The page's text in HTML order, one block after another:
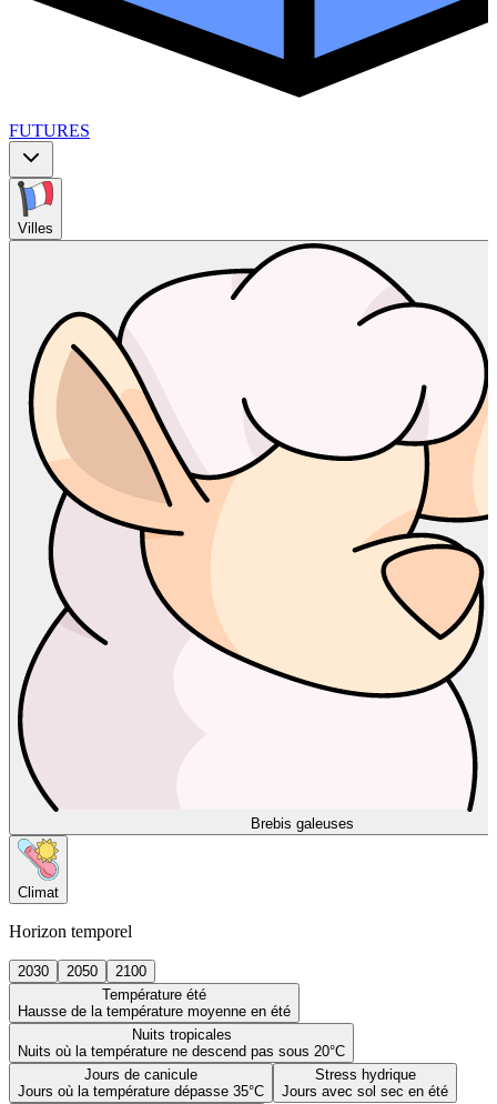
FUTURES
Villes
Brebis galeuses
Climat
Horizon temporel
2030 2050
2100
Température été
Hausse de la température moyenne en été
Nuits tropicales
Nuits où la température ne descend pas sous 20°C
Jours de canicule
Jours où la température dépasse 35°C
Stress hydrique
Jours avec sol sec en été